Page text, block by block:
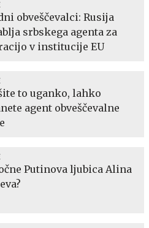
obveščevalci: Rusija
srbskega agenta za
v institucije EU
to uganko, lahko
agent obveščevalne
Putinova ljubica Alina